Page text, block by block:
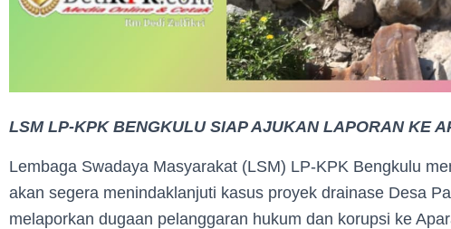
LSM LP-KPK BENGKULU SIAP AJUKAN LAPORAN KE
Lembaga Swadaya Masyarakat (LSM) LP-KPK Bengkulu
akan segera menindaklanjuti kasus proyek drainase Desa
melaporkan dugaan pelanggaran hukum dan korupsi ke